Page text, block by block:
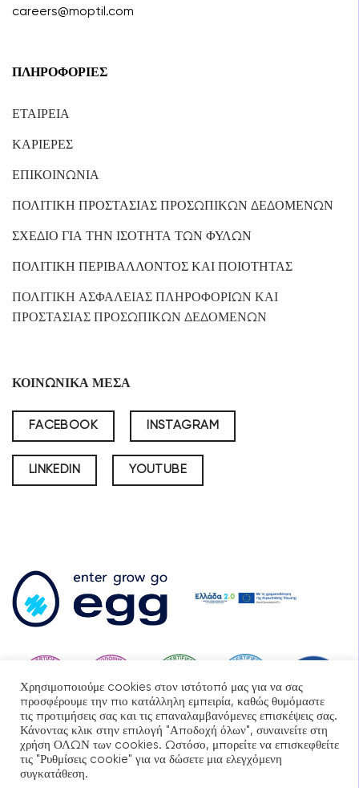
careers@moptil.com
ΠΛΗΡΟΦΟΡΙΕΣ
ΕΤΑΙΡΕΙΑ
ΚΑΡΙΕΡΕΣ
ΕΠΙΚΟΙΝΩΝΙΑ
ΠΟΛΙΤΙΚΗ ΠΡΟΣΤΑΣΙΑΣ ΠΡΟΣΩΠΙΚΩΝ ΔΕΔΟΜΕΝΩΝ
ΣΧΕΔΙΟ ΓΙΑ ΤΗΝ ΙΣΟΤΗΤΑ ΤΩΝ ΦΥΛΩΝ
ΠΟΛΙΤΙΚΗ ΠΕΡΙΒΑΛΛΟΝΤΟΣ ΚΑΙ ΠΟΙΟΤΗΤΑΣ
ΠΟΛΙΤΙΚΗ ΑΣΦΑΛΕΙΑΣ ΠΛΗΡΟΦΟΡΙΩΝ ΚΑΙ
ΠΡΟΣΤΑΣΙΑΣ ΠΡΟΣΩΠΙΚΩΝ ΔΕΔΟΜΕΝΩΝ
ΚΟΙΝΩΝΙΚΑ ΜΕΣΑ
FACEBOOK INSTAGRAM
LINKEDIN YOUTUBE
Χρησιμοποιούμε cookies στον ιστότοπό μας για να σας
προσφέρουμε την πιο κατάλληλη εμπειρία, καθώς θυμόμαστε
τις προτιμήσεις σας και τις επαναλαμβανόμενες επισκέψεις σας.
Κάνοντας κλικ στην επιλογή "Αποδοχή όλων", συναινείτε στη
χρήση ΟΛΩΝ των cookies. Ωστόσο, μπορείτε να επισκεφθείτε
τις "Ρυθμίσεις cookie" για να δώσετε μια ελεγχόμενη
συγκατάθεση.